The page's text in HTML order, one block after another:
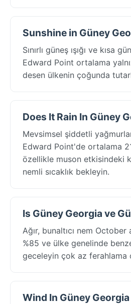
Sunshine in Güney
Sınırlı güneş ışığı ve kısa
Edward Point ortalama
desen ülkenin çoğunda
Does It Rain In Güney
Mevsimsel şiddetli
Edward Point'de ortalama
özellikle muson etkisindeki
nemli sıcaklık bekleyin.
Is Güney Georgia ve
Ağır, bunaltıcı nem
%85 ve ülke genelinde
geceleyin çok az ferahlama
Wind In Güney